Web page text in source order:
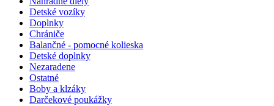
Detské vozíky
Doplnky
Chrániče
Balančné - pomocné kolieska
Detské doplnky
Nezaradene
Ostatné
Boby a klzáky
Darčekové poukážky